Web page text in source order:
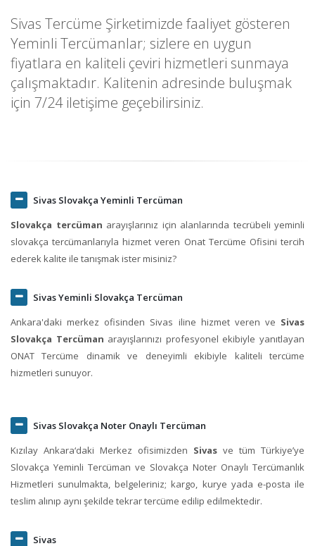
Sivas Tercüme Şirketimizde faaliyet gösteren
Yeminli Tercümanlar; sizlere en uygun
fiyatlara en kaliteli çeviri hizmetleri sunmaya
çalışmaktadır. Kalitenin adresinde buluşmak
için 7/24 iletişime geçebilirsiniz.
Sivas Slovakça Yeminli Tercüman
Slovakça tercüman arayışlarınız için alanlarında tecrübeli yeminli
slovakça tercümanlarıyla hizmet veren Onat Tercüme Ofisini tercih
ederek kalite ile tanışmak ister misiniz?
Sivas Yeminli Slovakça Tercüman
Ankara'daki merkez ofisinden Sivas iline hizmet veren ve Sivas
Slovakça Tercüman arayışlarınızı profesyonel ekibiyle yanıtlayan
ONAT Tercüme dinamik ve deneyimli ekibiyle kaliteli tercüme
hizmetleri sunuyor.
Sivas Slovakça Noter Onaylı Tercüman
Kızılay Ankara‘daki Merkez ofisimizden Sivas ve tüm Türkiye’ye
Slovakça Yeminli Tercüman ve Slovakça Noter Onaylı Tercümanlık
Hizmetleri sunulmakta, belgeleriniz; kargo, kurye yada e-posta ile
teslim alınıp aynı şekilde tekrar tercüme edilip edilmektedir.
Sivas